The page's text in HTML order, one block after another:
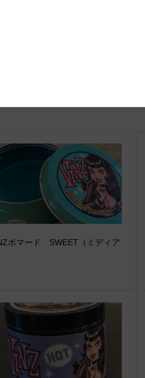
ポマード SWEET（ミディア